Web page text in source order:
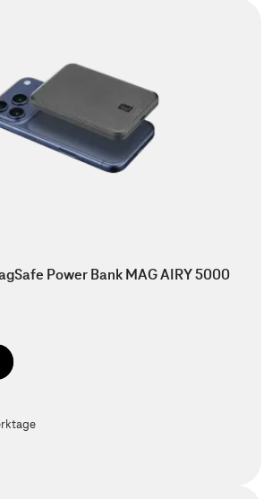
Power Bank MAG AIRY 5000